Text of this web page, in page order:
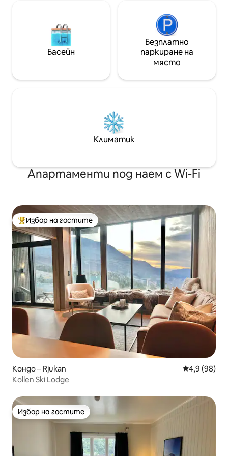
Басейн
Безплатно
паркиране на
място
Климатик
Апартаменти под наем с Wi-Fi
Най-популярен избор на гостите
Избор на гостите
Кондо – Rjukan Средна
4,9 (98)
Kollen Ski Lodge
Избор на гостите
Избор на гостите